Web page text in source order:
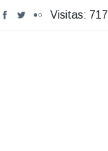
Visitas: 717